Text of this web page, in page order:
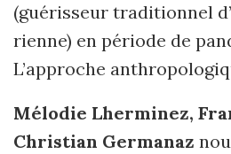
(guérisseur traditionnel
rienne) en période de
L’approche
Mélodie Lherminez,
Christian Germanaz